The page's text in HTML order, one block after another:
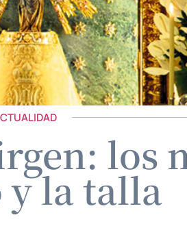
los
la talla